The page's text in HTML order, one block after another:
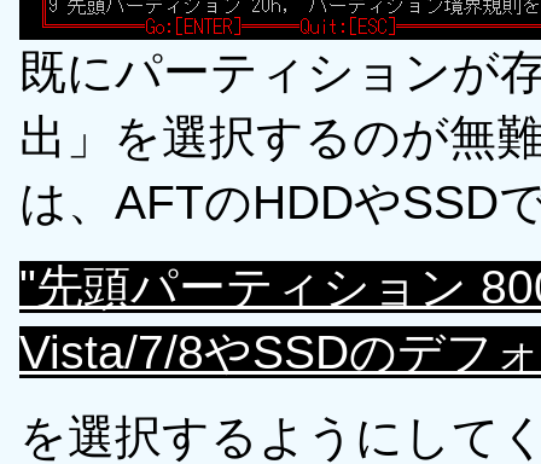
既にパーティションが
出」を選択するのが無
は、AFTのHDDやSSD
"先頭パーティション
Vista/7/8やSSDのデフ
を選択するようにして